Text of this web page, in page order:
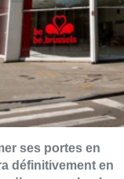
ses portes en
définitivement en